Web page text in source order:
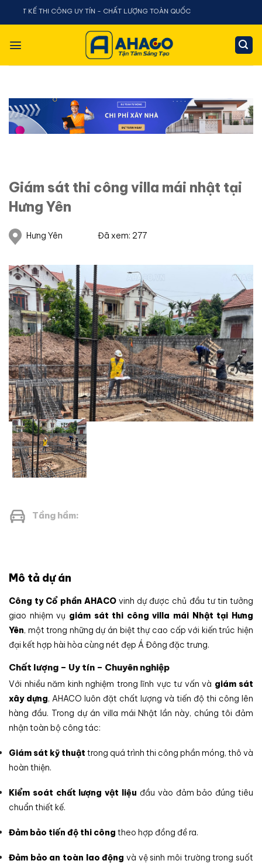
Chuyển
dung
THI CÔNG UY TÍN - CHẤT LƯỢNG TOÀN QUỐC
Giám sát thi công villa mái nhật tại
Hưng Yên
Hưng Yên Đã xem: 277
Tầng hầm:
Mô tả dự án
Công ty Cổ phần AHACOvinh dự được chủ đầu tư tin tưởng
giao nhiệm vụ giám sát thi công villa mái Nhật tại Hưng
Yên, một trong những dự án biệt thự cao cấp với kiến trúc hiện
đại kết hợp hài hòa cùng nét đẹp Á Đông đặc trưng.
Chất lượng – Uy tín – Chuyên nghiệp
Với nhiều năm kinh nghiệm trong lĩnh vực tư vấn và giám sát
xây dựng, AHACO luôn đặt chất lượng và tiến độ thi công lên
hàng đầu. Trong dự án villa mái Nhật lần này, chúng tôi đảm
nhận toàn bộ công tác:
Giám sát kỹ thuật trong quá trình thi công phần móng, thô và
hoàn thiện.
Kiểm soát chất lượng vật liệu đầu vào đảm bảo đúng tiêu
chuẩn thiết kế.
Đảm bảo tiến độ thi công theo hợp đồng đề ra.
Đảm bảo an toàn lao động và vệ sinh môi trường trong suốt